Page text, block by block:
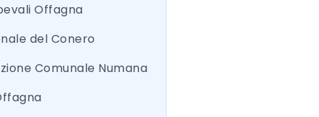
Offagna
del Conero
Comunale Numana